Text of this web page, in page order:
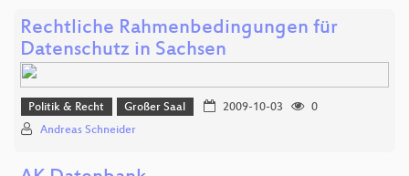
Rechtliche Rahmenbedingungen für
Datenschutz in Sachsen
Politik & Recht Großer Saal 2009-10-03
0
Andreas Schneider